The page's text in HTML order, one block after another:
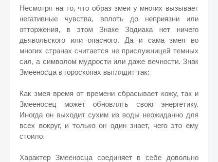
Несмотря на то, что образ змеи у многих вызывает
негативные чувства, вплоть до неприязни или
отторжения, в этом Знаке Зодиака нет ничего
дьявольского или опасного. Да и сама змея во
многих странах считается не прислужницей темных
сил, а символом мудрости или даже вечности. Знак
Змееносца в гороскопах выглядит так:
Как змея время от времени сбрасывает кожу, так и
Змееносец может обновлять свою энергетику.
Иногда он выходит сухим из воды неожиданно для
всех вокруг, и только он один знает, чего это ему
стоило.
Характер Змееносца соединяет в себе довольно